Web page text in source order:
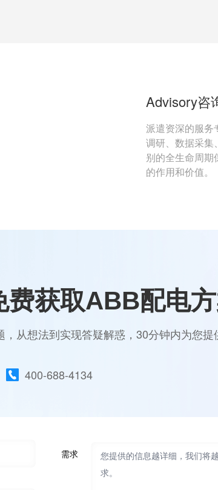
Advisory咨
派遣资深的服务
调研、数据采集
别的全生命周期
的作用和价值。
费获取ABB配电
从想法到实现答疑解惑，30分钟内为您提
400-688-4134
需求